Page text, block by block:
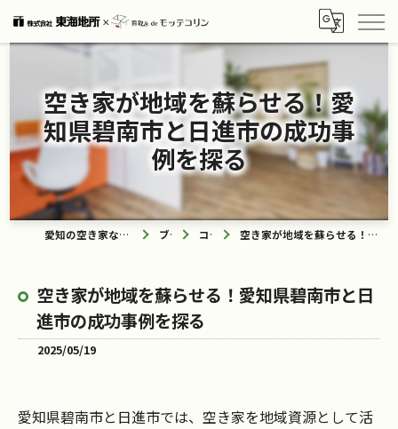
空き家が地域を蘇らせる！愛
知県碧南市と日進市の成功事
例を探る
愛知の空き家なら買取ル de モッテコリン ブログ コラム 空き家が地域を蘇らせる！愛知県碧南市と日進市の成功事例を探る
空き家が地域を蘇らせる！愛知県碧南市と日
進市の成功事例を探る
2025/05/19
愛知県碧南市と日進市では、空き家を地域資源として活